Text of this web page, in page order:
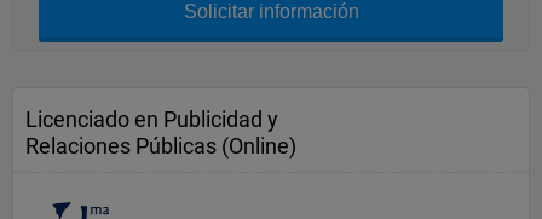
Solicitar información
Licenciado en Publicidad y
Relaciones Públicas (Online)